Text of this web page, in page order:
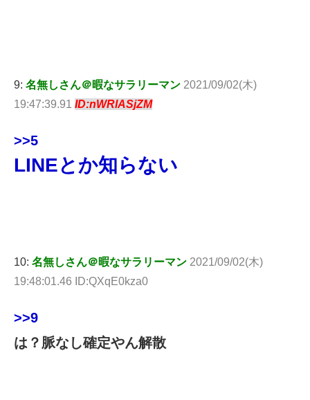
9: 名無しさん＠暇なサラリーマン 2021/09/02(木)
19:47:39.91 ID:nWRlASjZM
>>5
LINEとか知らない
10: 名無しさん＠暇なサラリーマン 2021/09/02(木)
19:48:01.46 ID:QXqE0kza0
>>9
は？脈なし確定やん解散